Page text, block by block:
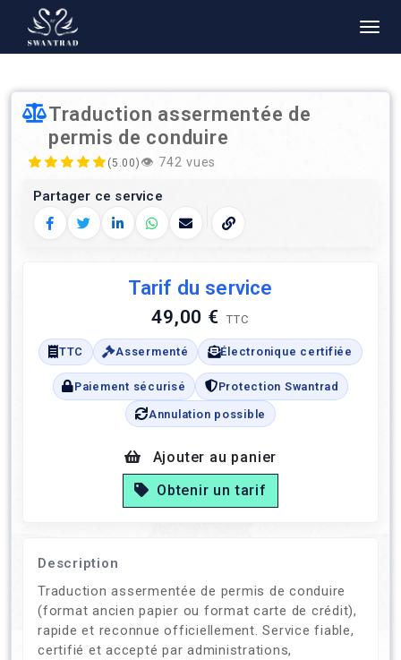
Traduction assermentée de
permis de conduire
(5.00) 👁️ 742 vues
Partager ce service
Facebook
TwitterLinkedInWhatsApp
E‑mailCopier le lien
Tarif du service
49,00 € TTC
TTC Assermenté Électronique certifiée
Paiement sécurisé Protection Swantrad
Annulation possible
Ajouter au panier
Obtenir un tarif
Description
Traduction assermentée de permis de conduire
(format ancien papier ou format carte de crédit),
rapide et reconnue officiellement. Service fiable,
certifié et accepté par administrations,